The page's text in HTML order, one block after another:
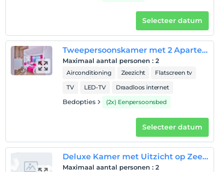
Selecteer datum
Tweepersoonskamer met 2 Aparte Bedden en Balkon en Uitzicht op Zee
Maximaal aantal personen : 2
Airconditioning Zeezicht
Flatscreen tv
TV
LED-TV Draadloos internet
Bedopties (2x) Eenpersoonsbed
Selecteer datum
Deluxe Kamer met Uitzicht op Zee en Balkon
Maximaal aantal personen : 2